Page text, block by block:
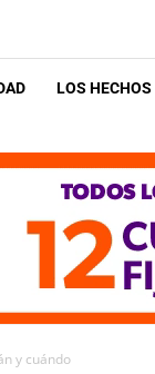
LOS HECHOS
y cuándo